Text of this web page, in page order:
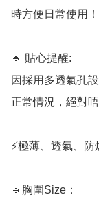
時方便日常使用！
🔹 貼心提醒:
因採用多透氣孔
正常情況，絕對
⚡️極薄、透氣、
🔹胸圍Size：